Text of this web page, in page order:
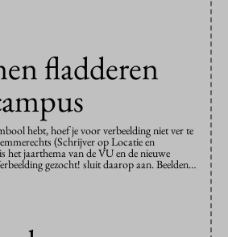
fladderen
hebt, hoef je voor verbeelding niet ver te
(Schrijver op Locatie en
het jaarthema van de VU en de nieuwe
gezocht! sluit daarop aan. Beelden…